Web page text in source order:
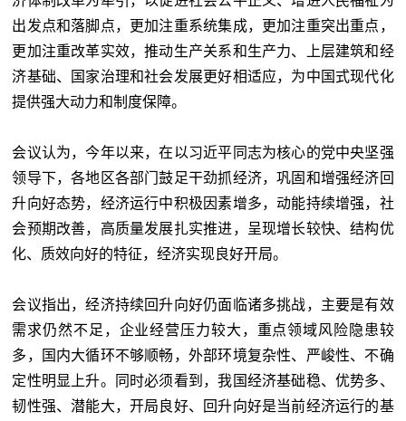
出发点和落脚点，更加注重系统集成，更加注重突出重点，
更加注重改革实效，推动生产关系和生产力、上层建筑和经
济基础、国家治理和社会发展更好相适应，为中国式现代化
提供强大动力和制度保障。
会议认为，今年以来，在以习近平同志为核心的党中央坚强
领导下，各地区各部门鼓足干劲抓经济，巩固和增强经济回
升向好态势，经济运行中积极因素增多，动能持续增强，社
会预期改善，高质量发展扎实推进，呈现增长较快、结构优
化、质效向好的特征，经济实现良好开局。
会议指出，经济持续回升向好仍面临诸多挑战，主要是有效
需求仍然不足，企业经营压力较大，重点领域风险隐患较
多，国内大循环不够顺畅，外部环境复杂性、严峻性、不确
定性明显上升。同时必须看到，我国经济基础稳、优势多、
韧性强、潜能大，开局良好、回升向好是当前经济运行的基